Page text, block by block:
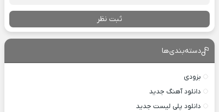
ثبت نظر
دسته‌بندی‌ها
بزودی
دانلود آهنگ جدید
دانلود پلی لیست جدید